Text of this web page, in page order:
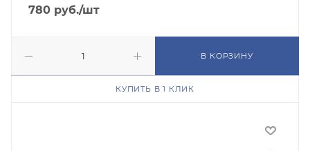
780 руб./шт
В КОРЗИНУ
КУПИТЬ В 1 КЛИК